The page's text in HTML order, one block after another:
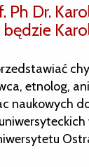
Dr.
etnolog,
naukowych